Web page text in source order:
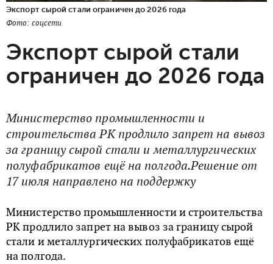
Экспорт сырой стали ограничен до 2026 года
Фото: соцсети
Экспорт сырой стали
ограничен до 2026 года
Министерство промышленности и
строительства РК продлило запрет на вывоз
за границу сырой стали и металлургических
полуфабрикатов ещё на полгода.Решение от
17 июля направлено на поддержку
Министерство промышленности и строительства
РК продлило запрет на вывоз за границу сырой
стали и металлургических полуфабрикатов ещё
на полгода.